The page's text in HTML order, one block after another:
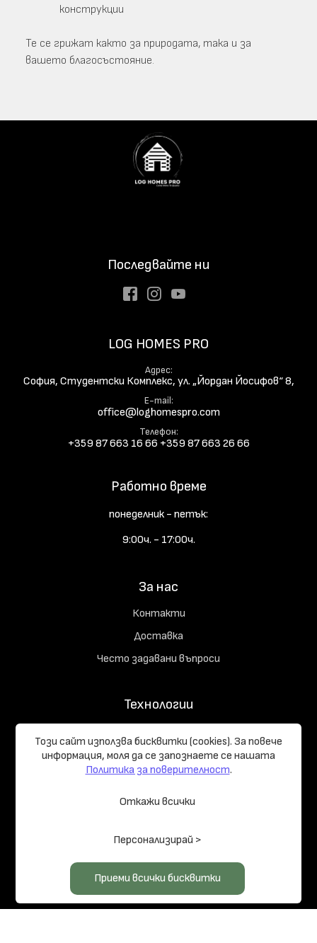
конструкции
Те се грижат както за природата, така и за
вашето благосъстояние.
За нас
Контакти
Доставка
Често задавани въпроси
Технологии
Начръчник на купувача
Реализирани проекти
Работно време
понеделник - петък:
9:00ч. - 17:00ч.
LOG HOMES PRO
Адрес
София, Студентски Комплекс, ул. „Йордан Йосифов“ 8,
E-mail
office@loghomespro.com
Телефон
+359 87 663 16 66 +359 87 663 26 66
Последвайте ни
FacebookInstagram
© 2026 LOG HOMES PRO
Политика за поверителност
бисквитките
Карта на сайта
Изработка на сайт върху (v1.50.18)
Този сайт използва бисквитки (cookies). За повече
информация, моля да се запознаете се нашaтa
Политика за поверителност.
Откажи всички
Персонализирай >
Приеми всички бисквитки